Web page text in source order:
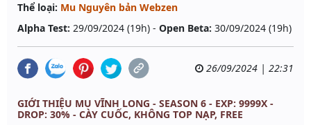
Thể loại: Mu Nguyên bản Webzen
Alpha Test: 29/09/2024 (19h) - Open Beta: 30/09/2024 (19h)
26/09/2024 | 22:31
GIỚI THIỆU MU VĨNH LONG - SEASON 6 - EXP: 9999X -
DROP: 30% - CÀY CUỐC, KHÔNG TOP NẠP, FREE